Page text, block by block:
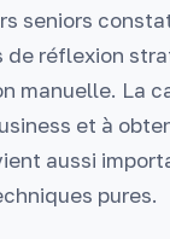
seniors
de réflexion
manuelle. La
et à
aussi
pures.